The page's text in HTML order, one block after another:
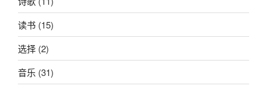
读书 (15)
选择 (2)
音乐 (31)